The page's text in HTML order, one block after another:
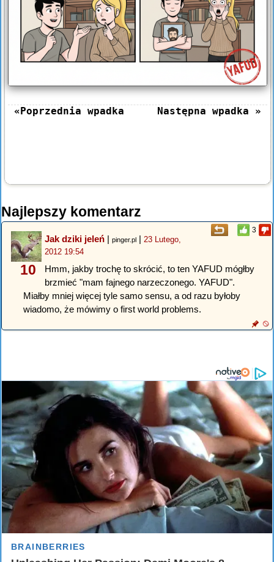
«Poprzednia wpadka Następna wpadka »
Najlepszy komentarz
3
10
Jak dziki jeleń | pinger.pl | 23 Lutego,
2012 19:54
Hmm, jakby trochę to skrócić, to ten YAFUD mógłby
brzmieć "mam fajnego narzeczonego. YAFUD".
Miałby mniej więcej tyle samo sensu, a od razu byłoby
wiadomo, że mówimy o first world problems.